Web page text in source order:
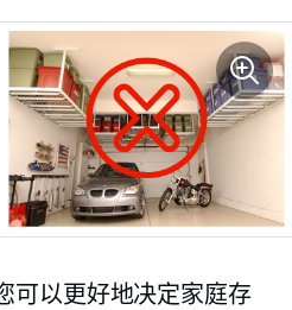
可以更好地决定家庭存